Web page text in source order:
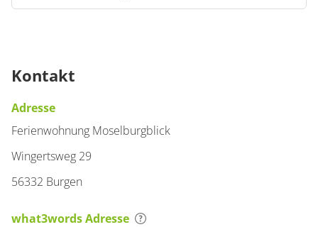
Kontakt
Adresse
Ferienwohnung Moselburgblick
Wingertsweg 29
56332 Burgen
what3words Adresse